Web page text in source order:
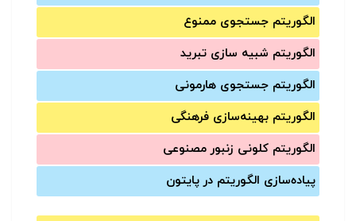
الگوریتم جستجوی ممنوع
الگوریتم شبیه سازی تبرید
الگوریتم جستجوی هارمونی
الگوریتم بهینه‌سازی فرهنگی
الگوریتم کلونی زنبور مصنوعی
پیاده‌سازی الگوریتم در پایتون